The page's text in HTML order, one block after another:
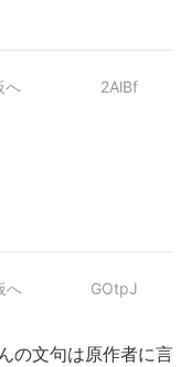
へ 2AlBf
へ GOtpJ
の文句は原作者に言